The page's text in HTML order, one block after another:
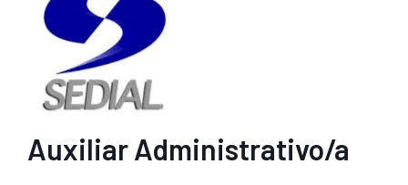
Auxiliar Administrativo/a